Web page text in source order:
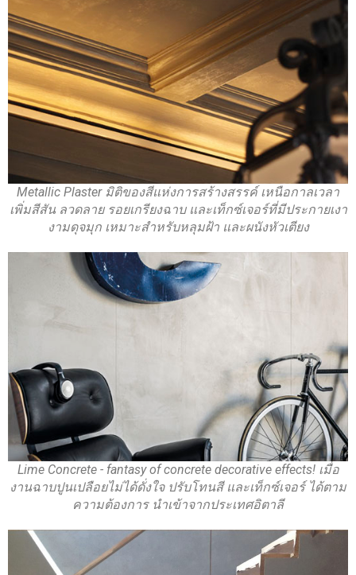
Metallic Plaster มิติของสีแห่งการสร้างสรรค์ เหนือกาลเวลา
เพิ่มสีสัน ลวดลาย รอยเกรียงฉาบ และเท็กซ์เจอร์ที่มีประกายเงา
งามดุจมุก เหมาะสำหรับหลุมฝ้า และผนังหัวเตียง
Lime Concrete - fantasy of concrete decorative effects! เมื่อ
งานฉาบปูนเปลือยไม่ได้ดั่งใจ ปรับโทนสี และเท็กซ์เจอร์ ได้ตาม
ความต้องการ นำเข้าจากประเทศอิตาลี